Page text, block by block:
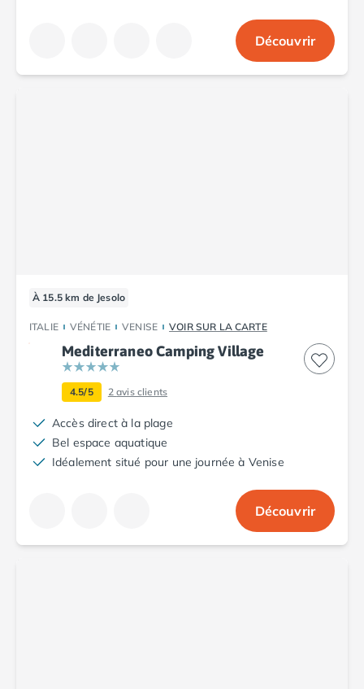
Découvrir
À 15.5 km de Jesolo
ITALIE VÉNÉTIE VENISE VOIR SUR LA CARTE
Mediterraneo Camping Village
4.5/5 2avis clients
Accès direct à la plage
Bel espace aquatique
Idéalement situé pour une journée à Venise
Découvrir